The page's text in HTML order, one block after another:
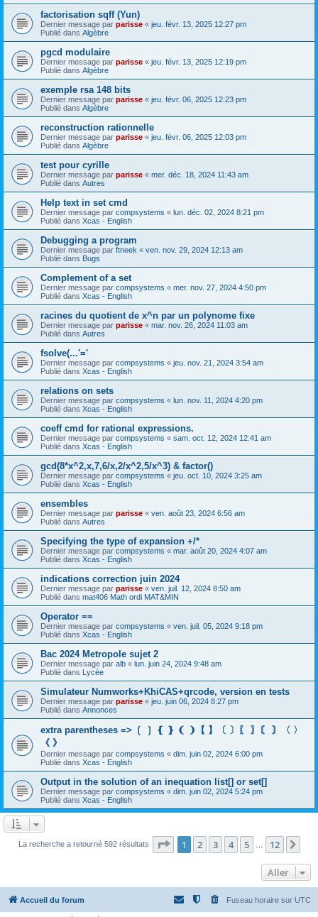
factorisation sqff (Yun)
Dernier message par parisse « jeu. févr. 13, 2025 12:27 pm
Publié dans Algèbre
pgcd modulaire
Dernier message par parisse « jeu. févr. 13, 2025 12:19 pm
Publié dans Algèbre
exemple rsa 148 bits
Dernier message par parisse « jeu. févr. 06, 2025 12:23 pm
Publié dans Algèbre
reconstruction rationnelle
Dernier message par parisse « jeu. févr. 06, 2025 12:03 pm
Publié dans Algèbre
test pour cyrille
Dernier message par parisse « mer. déc. 18, 2024 11:43 am
Publié dans Autres
Help text in set cmd
Dernier message par compsystems « lun. déc. 02, 2024 8:21 pm
Publié dans Xcas - English
Debugging a program
Dernier message par ftneek « ven. nov. 29, 2024 12:13 am
Publié dans Bugs
Complement of a set
Dernier message par compsystems « mer. nov. 27, 2024 4:50 pm
Publié dans Xcas - English
racines du quotient de x^n par un polynome fixe
Dernier message par parisse « mar. nov. 26, 2024 11:03 am
Publié dans Autres
fsolve(...'='
Dernier message par compsystems « jeu. nov. 21, 2024 3:54 am
Publié dans Xcas - English
relations on sets
Dernier message par compsystems « lun. nov. 11, 2024 4:20 pm
Publié dans Xcas - English
coeff cmd for rational expressions.
Dernier message par compsystems « sam. oct. 12, 2024 12:41 am
Publié dans Xcas - English
gcd(8*x^2,x,7,6/x,2/x^2,5/x^3) & factor()
Dernier message par compsystems « jeu. oct. 10, 2024 3:25 am
Publié dans Xcas - English
ensembles
Dernier message par parisse « ven. août 23, 2024 6:56 am
Publié dans Autres
Specifying the type of expansion +/*
Dernier message par compsystems « mar. août 20, 2024 4:07 am
Publié dans Xcas - English
indications correction juin 2024
Dernier message par parisse « ven. juil. 12, 2024 8:50 am
Publié dans mat406 Math ordi MAT&MIN
Operator ==
Dernier message par compsystems « ven. juil. 05, 2024 9:18 pm
Publié dans Xcas - English
Bac 2024 Metropole sujet 2
Dernier message par alb « lun. juin 24, 2024 9:48 am
Publié dans Lycée
Simulateur Numworks+KhiCAS+qrcode, version en tests
Dernier message par parisse « jeu. juin 06, 2024 8:27 pm
Publié dans Annonces
extra parentheses => ❲ ❳ ❴ ❵ ❨ ❩【 】〔 〕〖 〗〘 〙〈 〉
《 》
Dernier message par compsystems « dim. juin 02, 2024 6:00 pm
Publié dans Xcas - English
Output in the solution of an inequation list[] or set[]
Dernier message par compsystems « dim. juin 02, 2024 5:24 pm
Publié dans Xcas - English
La recherche a retourné 592 résultats Page 1sur12
1 2 3 4 5 12
Aller
Accueil du forum Fuseau horaire sur UTC